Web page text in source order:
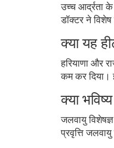
उच्च आर्द्रता
डॉक्टर ने
क्या यह
हरियाणा और
कम कर दिया।
क्या
जलवायु
प्रवृत्ति जलवायु